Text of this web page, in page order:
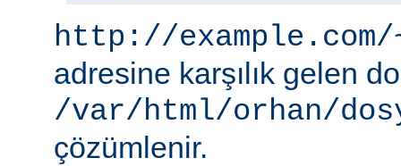
http://example.com/
adresine karşılık gelen
/var/html/orhan/
çözümlenir.